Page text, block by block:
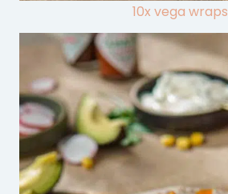
10x vega wraps